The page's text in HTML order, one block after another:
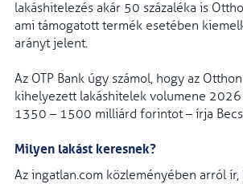
lakáshitelezés akár 50 százaléka is
ami támogatott termék esetében
arányt jelent.
Az OTP Bank úgy számol, hogy az
kihelyezett lakáshitelek volumene
1350 – 1500 milliárd forintot – írja
Milyen lakást keresnek?
Az ingatlan.com közleményében arról